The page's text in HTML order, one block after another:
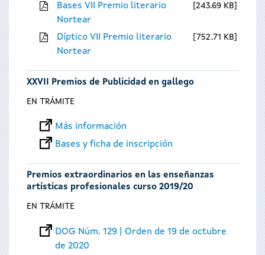
Bases VII Premio literario
Nortear
243.69 KB
Díptico VII Premio literario
Nortear
752.71 KB
XXVII Premios de Publicidad en gallego
EN TRÁMITE
Más información
Bases y ficha de inscripción
Premios extraordinarios en las enseñanzas
artísticas profesionales curso 2019/20
EN TRÁMITE
DOG Núm. 129 | Orden de 19 de octubre
de 2020